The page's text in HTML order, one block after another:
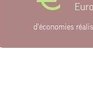
d'économies